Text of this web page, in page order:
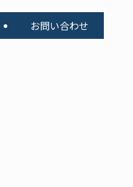
お問い合わせ